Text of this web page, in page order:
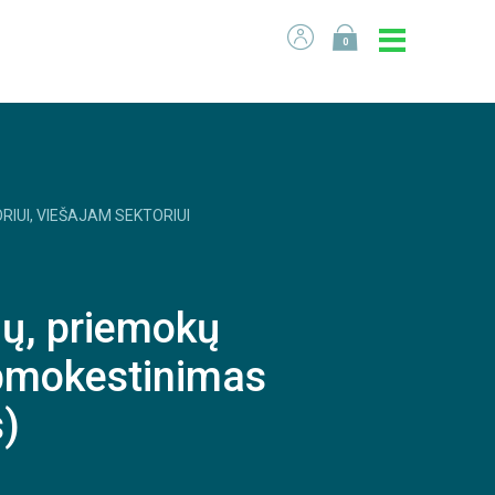
0
VIEŠAJAM SEKTORIUI
priemokų